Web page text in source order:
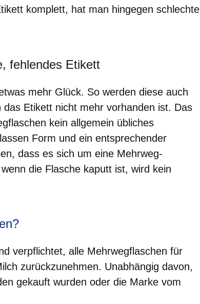
komplett, hat man hingegen schlechte
fehlendes Etikett
mehr Glück. So werden diese auch
Etikett nicht mehr vorhanden ist. Das
kein allgemein übliches
Form und ein entsprechender
dass es sich um eine Mehrweg-
die Flasche kaputt ist, wird kein
verpflichtet, alle Mehrwegflaschen für
zurückzunehmen. Unabhängig davon,
gekauft wurden oder die Marke vom